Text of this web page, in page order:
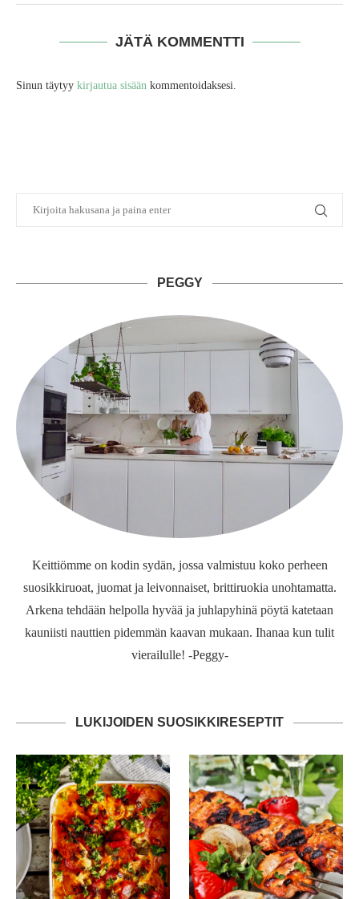
JÄTÄ KOMMENTTI
Sinun täytyy kirjautua sisään kommentoidaksesi.
PEGGY
Keittiömme on kodin sydän, jossa valmistuu koko perheen
suosikkiruoat, juomat ja leivonnaiset, brittiruokia unohtamatta.
Arkena tehdään helpolla hyvää ja juhlapyhinä pöytä katetaan
kauniisti nauttien pidemmän kaavan mukaan. Ihanaa kun tulit
vierailulle! -Peggy-
LUKIJOIDEN SUOSIKKIRESEPTIT